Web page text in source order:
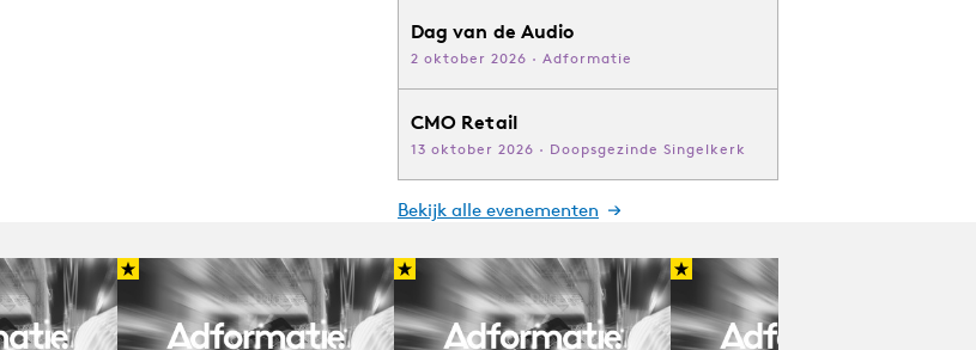
Dag van de Audio
2 oktober 2026 · Adformatie
CMO Retail
13 oktober 2026 · Doopsgezinde Singelkerk
Bekijk alle evenementen